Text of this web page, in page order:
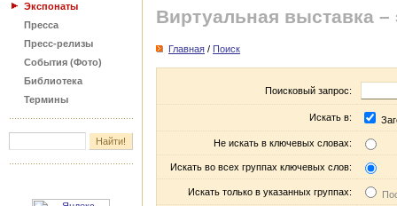
Экспонаты
Пресса
Пресс-релизы
События (Фото)
Библиотека
Термины
Виртуальная выставка –
Главная / Поиск
Поисковый запрос:
Искать в:
Не искать в ключевых словах:
Искать во всех группах ключевых слов:
Искать только в указанных группах: